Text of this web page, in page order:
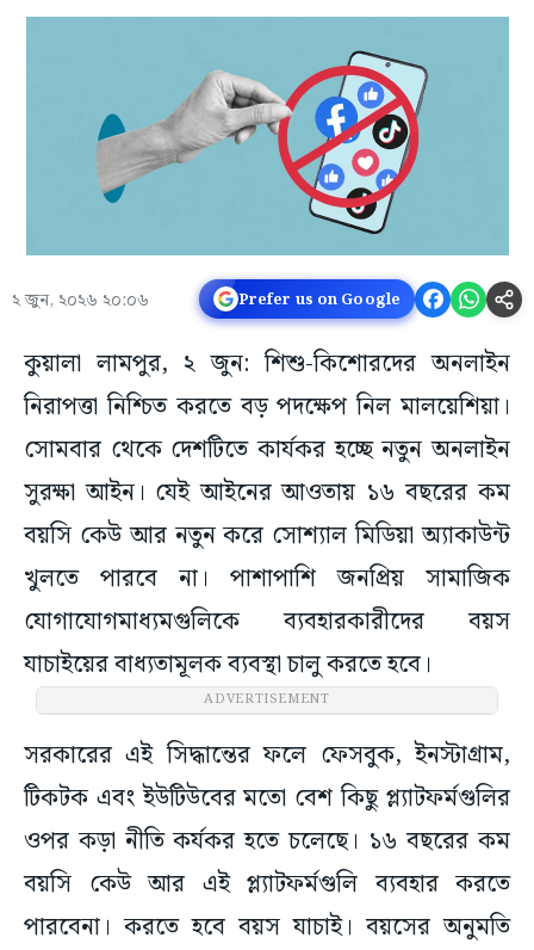
২ জুন, ২০২৬ ২০:০৬ Prefer us on Google
কুয়ালা লামপুর, ২ জুন: শিশু-কিশোরদের অনলাইন
নিরাপত্তা নিশ্চিত করতে বড় পদক্ষেপ নিল মালয়েশিয়া।
সোমবার থেকে দেশটিতে কার্যকর হচ্ছে নতুন অনলাইন
সুরক্ষা আইন। যেই আইনের আওতায় ১৬ বছরের কম
বয়সি কেউ আর নতুন করে সোশ্যাল মিডিয়া অ্যাকাউন্ট
খুলতে পারবে না। পাশাপাশি জনপ্রিয় সামাজিক
যোগাযোগমাধ্যমগুলিকে ব্যবহারকারীদের বয়স
যাচাইয়ের বাধ্যতামূলক ব্যবস্থা চালু করতে হবে।
ADVERTISEMENT
সরকারের এই সিদ্ধান্তের ফলে ফেসবুক, ইনস্টাগ্রাম,
টিকটক এবং ইউটিউবের মতো বেশ কিছু প্ল্যাটফর্মগুলির
ওপর কড়া নীতি কর্যকর হতে চলেছে। ১৬ বছরের কম
বয়সি কেউ আর এই প্ল্যাটফর্মগুলি ব্যবহার করতে
পারবেনা। করতে হবে বয়স যাচাই। বয়সের অনুমতি